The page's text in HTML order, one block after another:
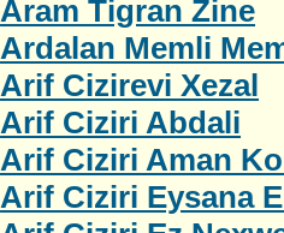
Aram Tigran Zine
Ardalan Memli
Arif Cizirevi Xezal
Arif Ciziri Abdali
Arif Ciziri Aman
Arif Ciziri Eysana